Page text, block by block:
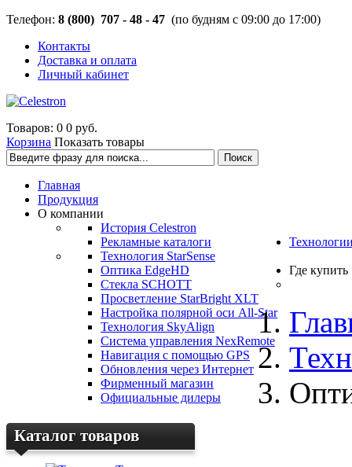
Телефон: 8 (800) 707 - 48 - 47 (по будням с 09:00 до 17:00)
Контакты
Доставка и оплата
Личный кабинет
Товаров: 0 0 руб.
Корзина Показать товары
Главная
Продукция
О компании
История Celestron
Рекламные каталоги
Технология StarSense
Оптика EdgeHD
Стекла SCHOTT
Просветление StarBright XLT
Настройка полярной оси All-Star
Технология SkyAlign
Система управления NexRemote
Навигация с помощью GPS
Обновления через Интернет
Где купить
Фирменный магазин
Официальные дилеры
Каталог товаров